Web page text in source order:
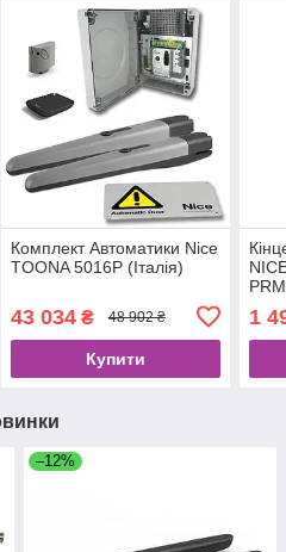
Комплект Автоматики Nice
TOONA 5016P (Італія)
43 034₴ 48 902 ₴
Купити
1
–12%